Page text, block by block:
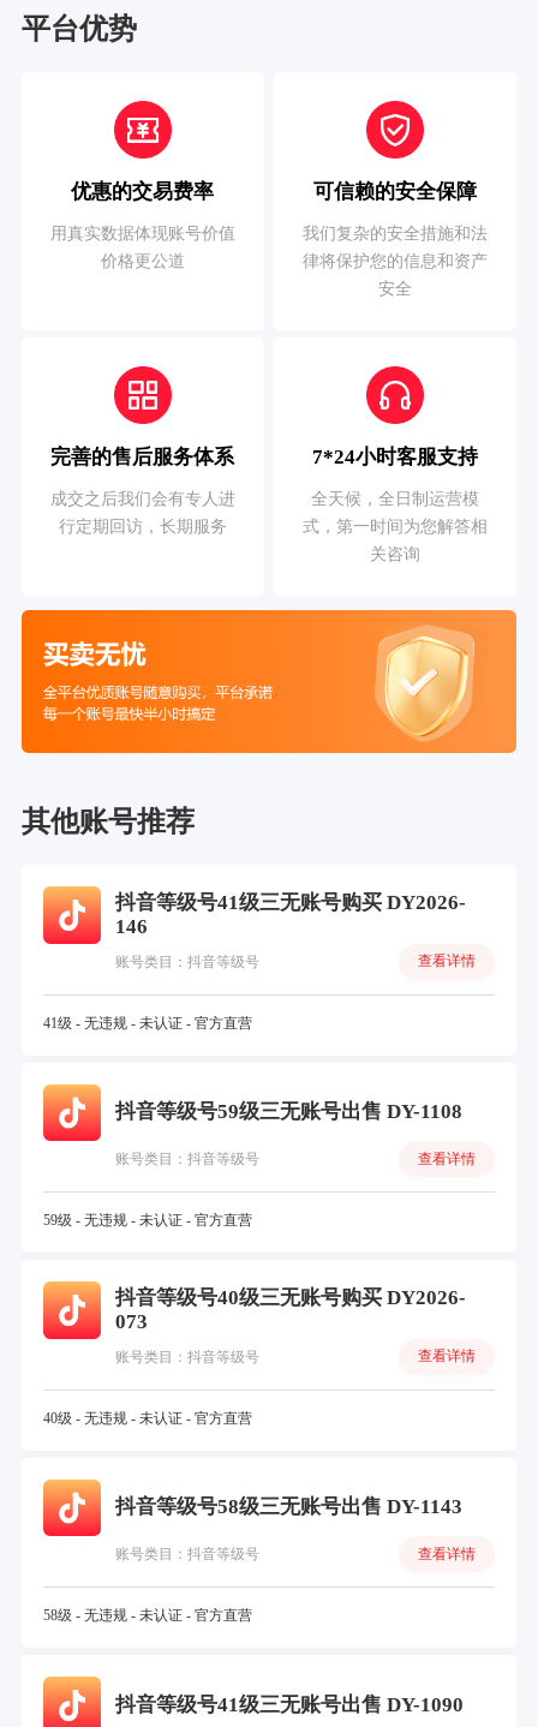
平台优势
优惠的交易费率
用真实数据体现账号价值
价格更公道
可信赖的安全保障
我们复杂的安全措施和法
律将保护您的信息和资产
安全
完善的售后服务体系
成交之后我们会有专人进
行定期回访，长期服务
7*24小时客服支持
全天候，全日制运营模
式，第一时间为您解答相
关咨询
其他账号推荐
抖音等级号41级三无账号购买 DY2026-
146
账号类目：抖音等级号 查看详情
41级 - 无违规 - 未认证 - 官方直营
抖音等级号59级三无账号出售 DY-1108
账号类目：抖音等级号 查看详情
59级 - 无违规 - 未认证 - 官方直营
抖音等级号40级三无账号购买 DY2026-
073
账号类目：抖音等级号 查看详情
40级 - 无违规 - 未认证 - 官方直营
抖音等级号58级三无账号出售 DY-1143
账号类目：抖音等级号 查看详情
58级 - 无违规 - 未认证 - 官方直营
抖音等级号41级三无账号出售 DY-1090